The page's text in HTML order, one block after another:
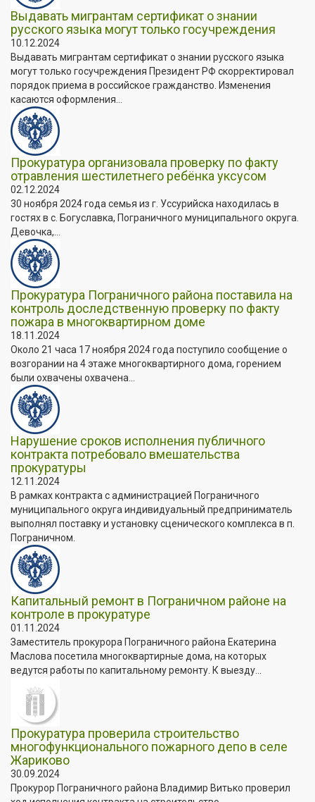
Выдавать мигрантам сертификат о знании
русского языка могут только госучреждения
10.12.2024
Выдавать мигрантам сертификат о знании русского языка
могут только госучреждения Президент РФ скорректировал
порядок приема в российское гражданство. Изменения
касаются оформления...
Прокуратура организовала проверку по факту
отравления шестилетнего ребёнка уксусом
02.12.2024
30 ноября 2024 года семья из г. Уссурийска находилась в
гостях в с. Богуславка, Пограничного муниципального округа.
Девочка,...
Прокуратура Пограничного района поставила на
контроль доследственную проверку по факту
пожара в многоквартирном доме
18.11.2024
Около 21 часа 17 ноября 2024 года поступило сообщение о
возгорании на 4 этаже многоквартирного дома, горением
были охвачены охвачена...
Нарушение сроков исполнения публичного
контракта потребовало вмешательства
прокуратуры
12.11.2024
В рамках контракта с администрацией Пограничного
муниципального округа индивидуальный предприниматель
выполнял поставку и установку сценического комплекса в п.
Пограничном.
Капитальный ремонт в Пограничном районе на
контроле в прокуратуре
01.11.2024
Заместитель прокурора Пограничного района Екатерина
Маслова посетила многоквартирные дома, на которых
ведутся работы по капитальному ремонту. К выезду...
Прокуратура проверила строительство
многофункционального пожарного депо в селе
Жариково
30.09.2024
Прокурор Пограничного района Владимир Витько проверил